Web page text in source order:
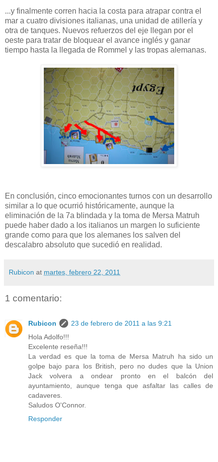
...y finalmente corren hacia la costa para atrapar contra el
mar a cuatro divisiones italianas, una unidad de atillería y
otra de tanques. Nuevos refuerzos del eje llegan por el
oeste para tratar de bloquear el avance inglés y ganar
tiempo hasta la llegada de Rommel y las tropas alemanas.
En conclusión, cinco emocionantes turnos con un desarrollo
similar a lo que ocurrió históricamente, aunque la
eliminación de la 7a blindada y la toma de Mersa Matruh
puede haber dado a los italianos un margen lo suficiente
grande como para que los alemanes los salven del
descalabro absoluto que sucedió en realidad.
Rubicon at martes, febrero 22, 2011
1 comentario:
Rubicon
23 de febrero de 2011 a las 9:21
Hola Adolfo!!!
Excelente reseña!!!
La verdad es que la toma de Mersa Matruh ha sido un
golpe bajo para los British, pero no dudes que la Union
Jack volvera a ondear pronto en el balcón del
ayuntamiento, aunque tenga que asfaltar las calles de
cadaveres.
Saludos O'Connor.
Responder